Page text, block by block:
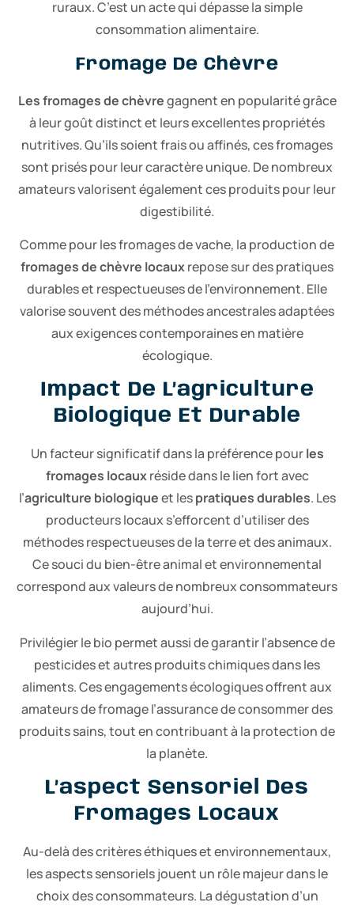
ruraux. C’est un acte qui dépasse la simple
consommation alimentaire.
Fromage De Chèvre
Les fromages de chèvregagnent en popularité grâce
à leur goût distinct et leurs excellentes propriétés
nutritives. Qu’ils soient frais ou affinés, ces fromages
sont prisés pour leur caractère unique. De nombreux
amateurs valorisent également ces produits pour leur
digestibilité.
Comme pour les fromages de vache, la production de
fromages de chèvre locauxrepose sur des pratiques
durables et respectueuses de l’environnement. Elle
valorise souvent des méthodes ancestrales adaptées
aux exigences contemporaines en matière
écologique.
Impact De L’agriculture
Biologique Et Durable
Un facteur significatif dans la préférence pourles
fromages locauxréside dans le lien fort avec
l’agriculture biologiqueet lespratiques durables. Les
producteurs locaux s’efforcent d’utiliser des
méthodes respectueuses de la terre et des animaux.
Ce souci du bien-être animal et environnemental
correspond aux valeurs de nombreux consommateurs
aujourd’hui.
Privilégier le bio permet aussi de garantir l’absence de
pesticides et autres produits chimiques dans les
aliments. Ces engagements écologiques offrent aux
amateurs de fromage l’assurance de consommer des
produits sains, tout en contribuant à la protection de
la planète.
L’aspect Sensoriel Des
Fromages Locaux
Au-delà des critères éthiques et environnementaux,
les aspects sensoriels jouent un rôle majeur dans le
choix des consommateurs. La dégustation d’un